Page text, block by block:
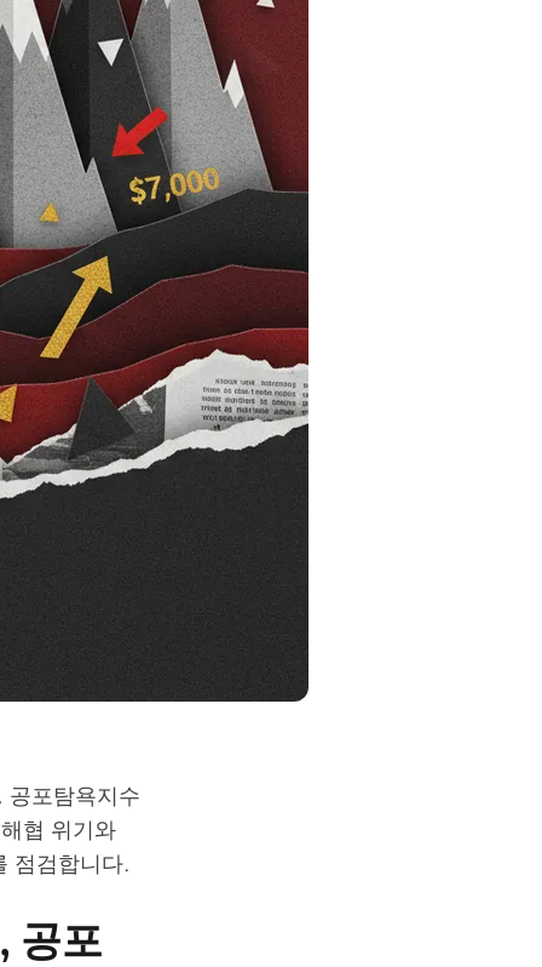
공포탐욕지수
협 위기와
점검합니다.
공포